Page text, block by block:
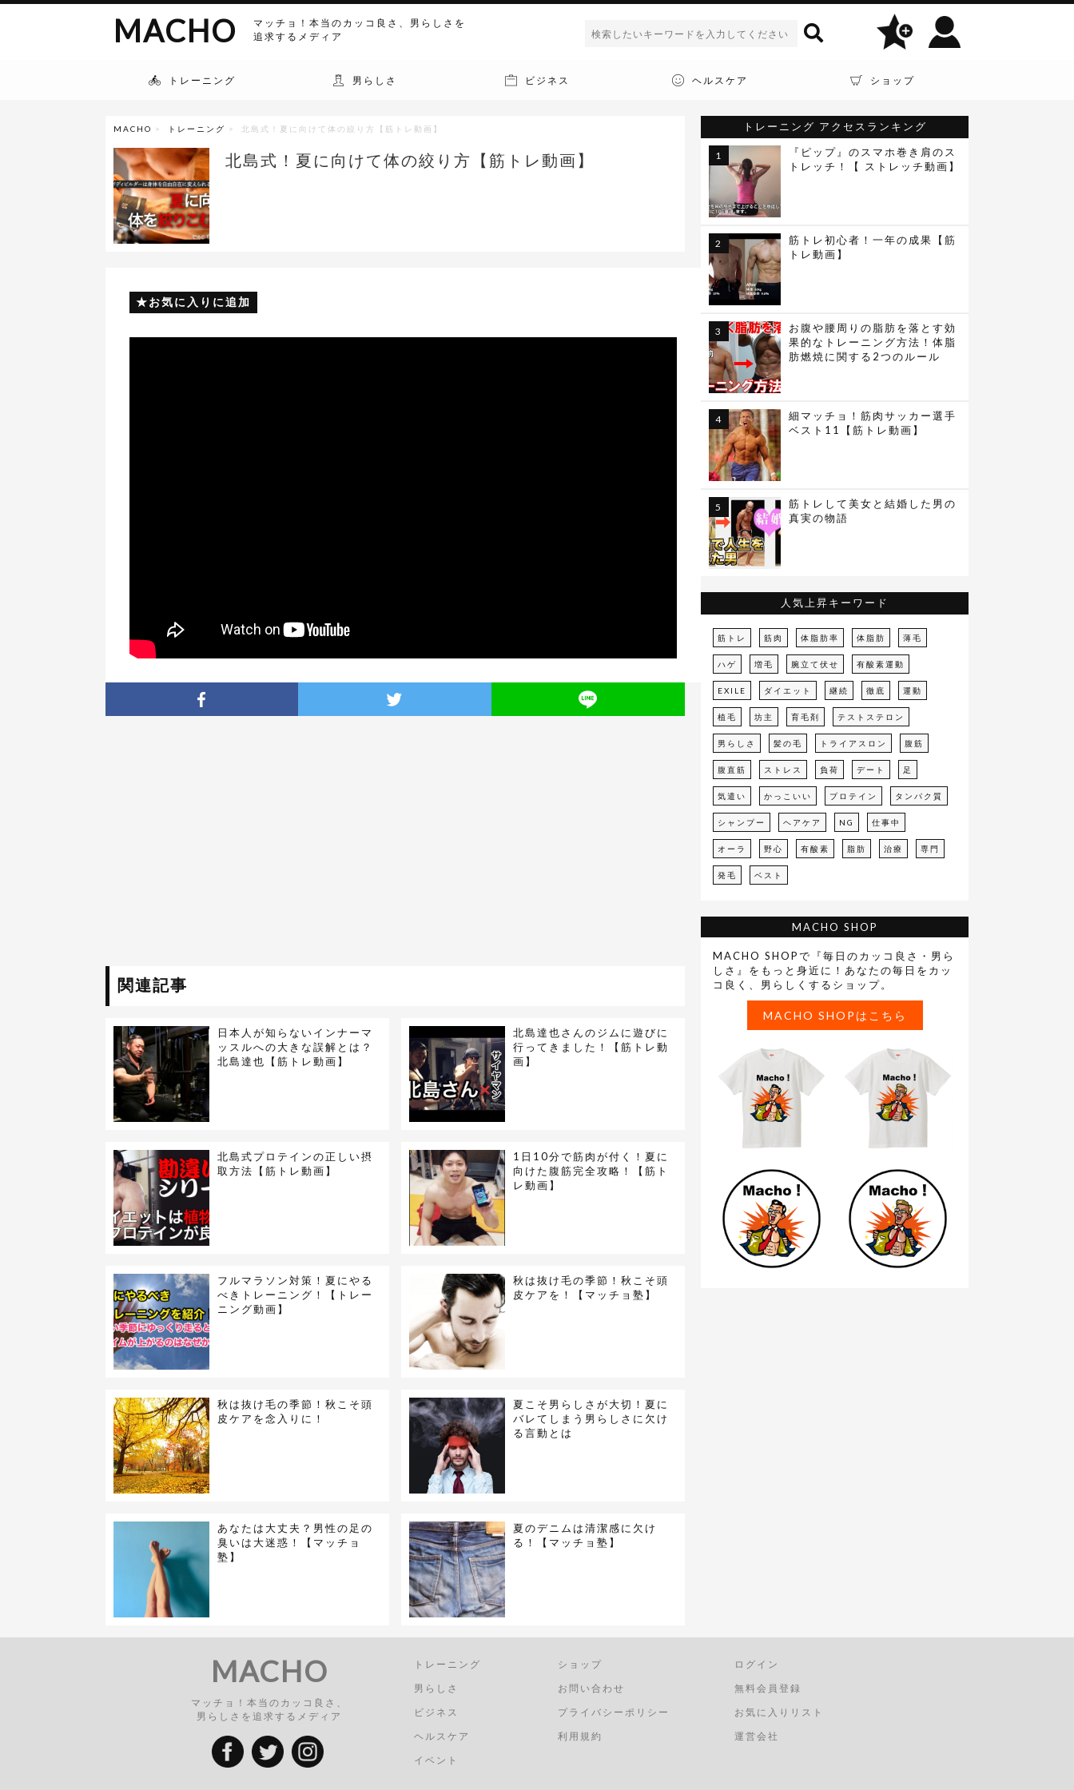
マッチョ！本当のカッコ良さ、男らしさを
追求するメディア
MACHO
トレーニング 男らしさ ビジネス ヘルスケア ショップ
MACHO > トレーニング > 北島式！夏に向けて体の絞り方【筋トレ動画】
北島式！夏に向けて体の絞り方【筋トレ動画】
お気に入りに追加
関連記事
日本人が知らないインナーマ
ッスルへの大きな誤解とは？
北島達也【筋トレ動画】
北島達也さんのジムに遊びに
行ってきました！【筋トレ動
画】
北島式プロテインの正しい摂
取方法【筋トレ動画】
1日10分で筋肉が付く！夏に
向けた腹筋完全攻略！【筋ト
レ動画】
フルマラソン対策！夏にやる
べきトレーニング！【トレー
ニング動画】
秋は抜け毛の季節！秋こそ頭
皮ケアを！【マッチョ塾】
秋は抜け毛の季節！秋こそ頭
皮ケアを念入りに！
夏こそ男らしさが大切！夏に
バレてしまう男らしさに欠け
る言動とは
あなたは大丈夫？男性の足の
臭いは大迷惑！【マッチョ
塾】
夏のデニムは清潔感に欠け
る！【マッチョ塾】
トレーニング アクセスランキング
『ピップ』のスマホ巻き肩のス
トレッチ！【 ストレッチ動画】
筋トレ初心者！一年の成果【筋
トレ動画】
お腹や腰周りの脂肪を落とす効
果的なトレーニング方法！体脂
肪燃焼に関する2つのルール
細マッチョ！筋肉サッカー選手
ベスト11【筋トレ動画】
筋トレして美女と結婚した男の
真実の物語
人気上昇キーワード
筋トレ 筋肉 体脂肪率 体脂肪 薄毛
ハゲ 増毛 腕立て伏せ 有酸素運動
EXILE ダイエット 継続 徹底 運動
植毛 坊主 育毛剤 テストステロン
男らしさ 髪の毛 トライアスロン 腹筋
腹直筋 ストレス 負荷 デート 足
気遣い かっこいい プロテイン タンパク質
シャンプー ヘアケア NG 仕事中
オーラ 野心 有酸素 脂肪 治療 専門
発毛 ベスト
MACHO SHOP
MACHO SHOPで『毎日のカッコ良さ・男ら
しさ』をもっと身近に！あなたの毎日をカッ
コ良く、男らしくするショップ。
MACHO SHOPはこちら
MACHO
マッチョ！本当のカッコ良さ、
男らしさを追求するメディア
トレーニング
男らしさ
ビジネス
ヘルスケア
イベント
ショップ
お問い合わせ
プライバシーポリシー
利用規約
ログイン
無料会員登録
お気に入りリスト
運営会社